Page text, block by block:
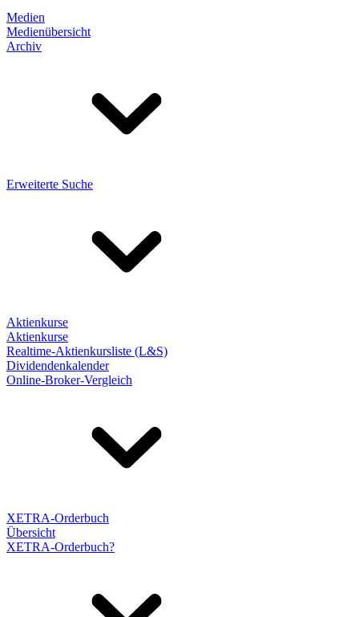
Medien
Medienübersicht
Archiv
Erweiterte Suche
Aktienkurse
Aktienkurse
Realtime-Aktienkursliste (L&S)
Dividendenkalender
Online-Broker-Vergleich
XETRA-Orderbuch
Übersicht
XETRA-Orderbuch?